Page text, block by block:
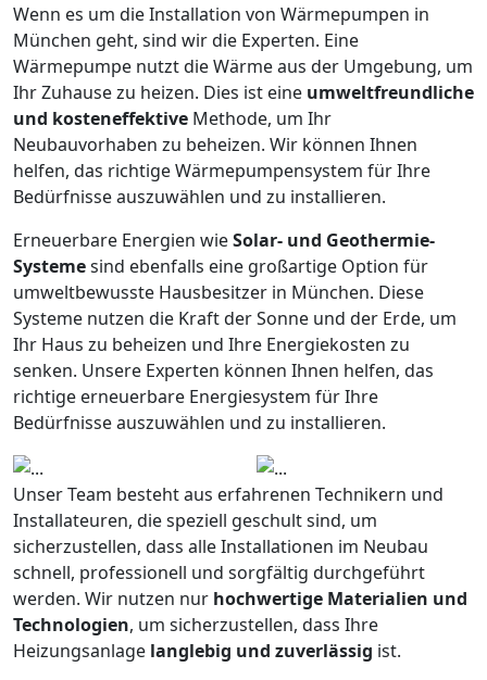
Wenn es um die Installation von Wärmepumpen in
München geht, sind wir die Experten. Eine
Wärmepumpe nutzt die Wärme aus der Umgebung, um
Ihr Zuhause zu heizen. Dies ist eine umweltfreundliche
und kosteneffektive Methode, um Ihr
Neubauvorhaben zu beheizen. Wir können Ihnen
helfen, das richtige Wärmepumpensystem für Ihre
Bedürfnisse auszuwählen und zu installieren.
Erneuerbare Energien wieSolar- und Geothermie-
Systemesind ebenfalls eine großartige Option für
umweltbewusste Hausbesitzer in München. Diese
Systeme nutzen die Kraft der Sonne und der Erde, um
Ihr Haus zu beheizen und Ihre Energiekosten zu
senken. Unsere Experten können Ihnen helfen, das
richtige erneuerbare Energiesystem für Ihre
Bedürfnisse auszuwählen und zu installieren.
Unser Team besteht aus erfahrenen Technikern und
Installateuren, die speziell geschult sind, um
sicherzustellen, dass alle Installationen im Neubau
schnell, professionell und sorgfältig durchgeführt
werden. Wir nutzen nur hochwertige Materialien und
Technologien, um sicherzustellen, dass Ihre
Heizungsanlage langlebig und zuverlässig ist.